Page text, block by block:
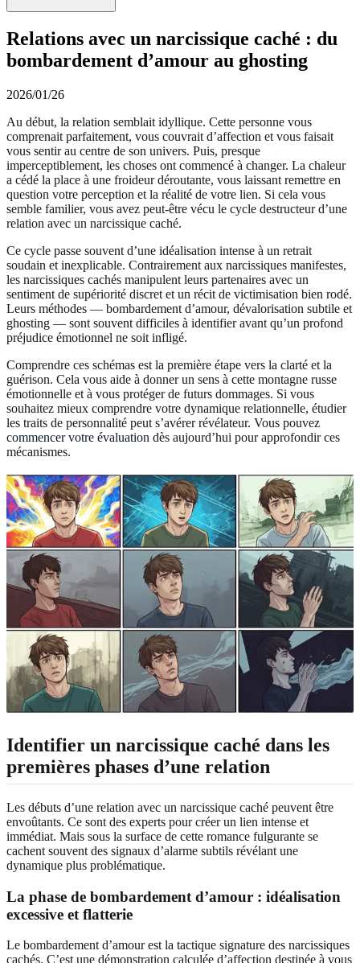
Relations avec un narcissique caché : du
bombardement d’amour au ghosting
2026/01/26
Au début, la relation semblait idyllique. Cette personne vous
comprenait parfaitement, vous couvrait d’affection et vous faisait
vous sentir au centre de son univers. Puis, presque
imperceptiblement, les choses ont commencé à changer. La chaleur
a cédé la place à une froideur déroutante, vous laissant remettre en
question votre perception et la réalité de votre lien. Si cela vous
semble familier, vous avez peut-être vécu le cycle destructeur d’une
relation avec un narcissique caché.
Ce cycle passe souvent d’une idéalisation intense à un retrait
soudain et inexplicable. Contrairement aux narcissiques manifestes,
les narcissiques cachés manipulent leurs partenaires avec un
sentiment de supériorité discret et un récit de victimisation bien rodé.
Leurs méthodes — bombardement d’amour, dévalorisation subtile et
ghosting — sont souvent difficiles à identifier avant qu’un profond
préjudice émotionnel ne soit infligé.
Comprendre ces schémas est la première étape vers la clarté et la
guérison. Cela vous aide à donner un sens à cette montagne russe
émotionnelle et à vous protéger de futurs dommages. Si vous
souhaitez mieux comprendre votre dynamique relationnelle, étudier
les traits de personnalité peut s’avérer révélateur. Vous pouvez
commencer votre évaluation dès aujourd’hui pour approfondir ces
mécanismes.
Identifier un narcissique caché dans les
premières phases d’une relation
Les débuts d’une relation avec un narcissique caché peuvent être
envoûtants. Ce sont des experts pour créer un lien intense et
immédiat. Mais sous la surface de cette romance fulgurante se
cachent souvent des signaux d’alarme subtils révélant une
dynamique plus problématique.
La phase de bombardement d’amour : idéalisation
excessive et flatterie
Le bombardement d’amour est la tactique signature des narcissiques
cachés. C’est une démonstration calculée d’affection destinée à vous